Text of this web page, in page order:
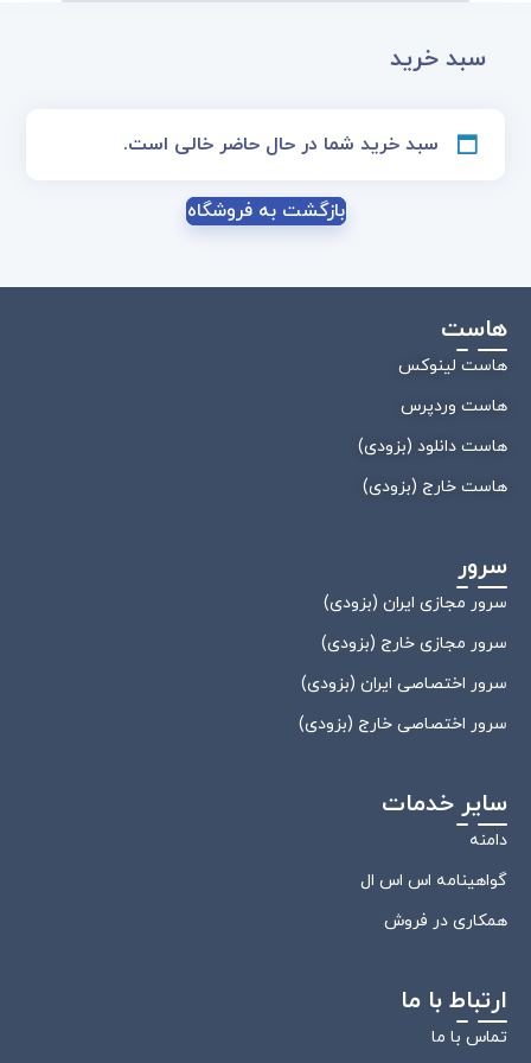
سبد خرید
سبد خرید شما در حال حاضر خالی است.
بازگشت به فروشگاه
هاست
هاست لینوکس
هاست وردپرس
هاست دانلود (بزودی)
هاست خارج (بزودی)
سرور
سرور مجازی ایران (بزودی)
سرور مجازی خارج (بزودی)
سرور اختصاصی ایران (بزودی)
سرور اختصاصی خارج (بزودی)
سایر خدمات
دامنه
گواهینامه اس اس ال
همکاری در فروش
ارتباط با ما
تماس با ما